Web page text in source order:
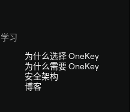
学习
为什么选择 OneKey
为什么需要 OneKey
安全架构
博客